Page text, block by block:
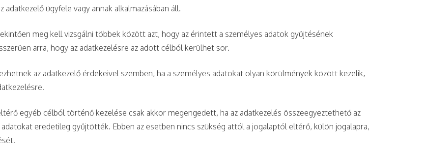
ügyfele vagy annak alkalmazásában áll.
meg kell vizsgálni többek között azt, hogy az érintett a személyes adatok gyűjtésének
arra, hogy az adatkezelésre az adott célból kerülhet sor.
az adatkezelő érdekeivel szemben, ha a személyes adatokat olyan körülmények között kezelik,
egyéb célból történő kezelése csak akkor megengedett, ha az adatkezelés összeegyeztethető az
eredetileg gyűjtötték. Ebben az esetben nincs szükség attól a jogalaptól eltérő, külön jogalapra,